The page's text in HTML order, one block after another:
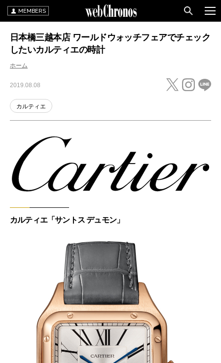
MEMBERS
日本橋三越本店 ワールドウォッチフェアでチェック
したいカルティエの時計
ホーム
2019.08.08
カルティエ
カルティエ「サントス デュモン」